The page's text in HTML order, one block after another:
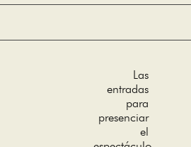
Las
entradas
para
presenciar
el